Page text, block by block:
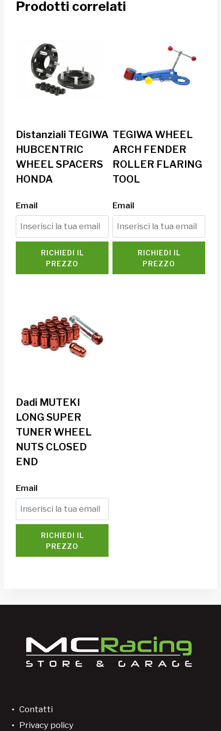
Prodotti correlati
Distanziali TEGIWA
HUBCENTRIC
WHEEL SPACERS
HONDA
Email
RICHIEDI IL
PREZZO
TEGIWA WHEEL
ARCH FENDER
ROLLER FLARING
TOOL
Email
RICHIEDI IL
PREZZO
Dadi MUTEKI
LONG SUPER
TUNER WHEEL
NUTS CLOSED
END
Email
RICHIEDI IL
PREZZO
Contatti
Privacy policy